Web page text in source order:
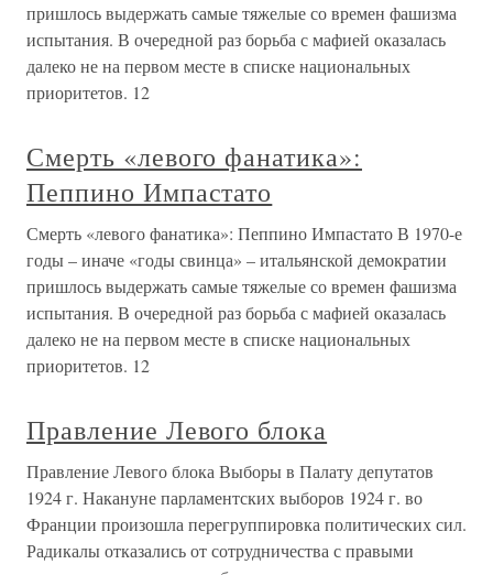
пришлось выдержать самые тяжелые со времен фашизма
испытания. В очередной раз борьба с мафией оказалась
далеко не на первом месте в списке национальных
приоритетов. 12
Смерть «левого фанатика»:
Пеппино Импастато
Смерть «левого фанатика»: Пеппино Импастато В 1970-е
годы – иначе «годы свинца» – итальянской демократии
пришлось выдержать самые тяжелые со времен фашизма
испытания. В очередной раз борьба с мафией оказалась
далеко не на первом месте в списке национальных
приоритетов. 12
Правление Левого блока
Правление Левого блока Выборы в Палату депутатов
1924 г. Накануне парламентских выборов 1924 г. во
Франции произошла перегруппировка политических сил.
Радикалы отказались от сотрудничества с правыми